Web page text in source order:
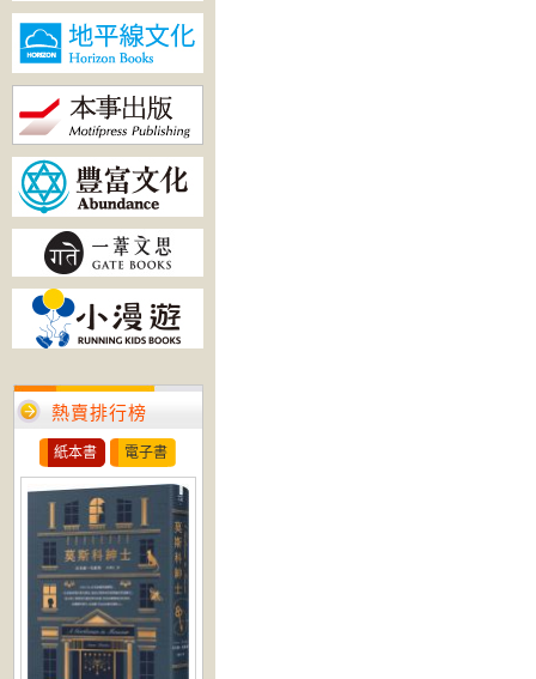
熱賣排行榜
紙本書 電子書